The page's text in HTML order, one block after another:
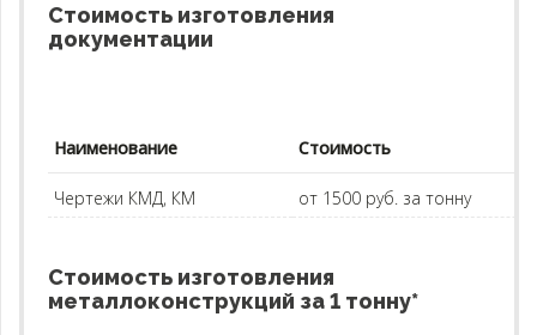
Стоимость изготовления
документации
Наименование Стоимость
Чертежи КМД, КМ от 1500 руб. за тонну
Стоимость изготовления
металлоконструкций за 1 тонну*